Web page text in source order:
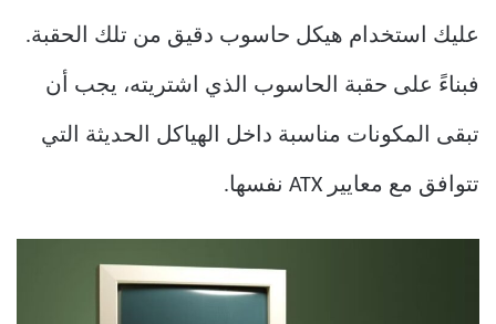
عليك استخدام هيكل حاسوب دقيق من تلك الحقبة.
فبناءً على حقبة الحاسوب الذي اشتريته، يجب أن
تبقى المكونات مناسبة داخل الهياكل الحديثة التي
تتوافق مع معايير ATX نفسها.